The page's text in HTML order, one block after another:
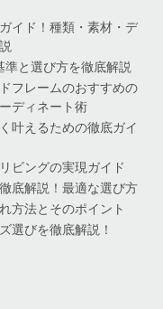
イド！種類・素材・デ
と選び方を徹底解説
フレームのおすすめの
ディネート術
叶えるための徹底ガイ
ビングの実現ガイド
底解説！最適な選び方
方法とそのポイント
選びを徹底解説！